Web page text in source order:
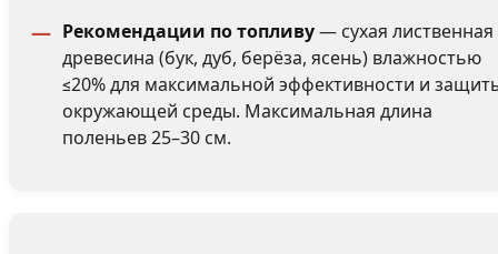
Рекомендации по топливу— сухая лиственная
древесина (бук, дуб, берёза, ясень) влажностью
≤20% для максимальной эффективности и
окружающей среды. Максимальная длина
поленьев 25–30 см.